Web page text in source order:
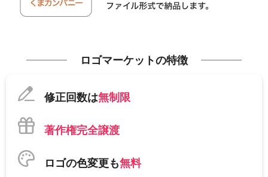
ロゴマーケットの特徴
修正回数は無制限
著作権完全譲渡
ロゴの色変更も無料